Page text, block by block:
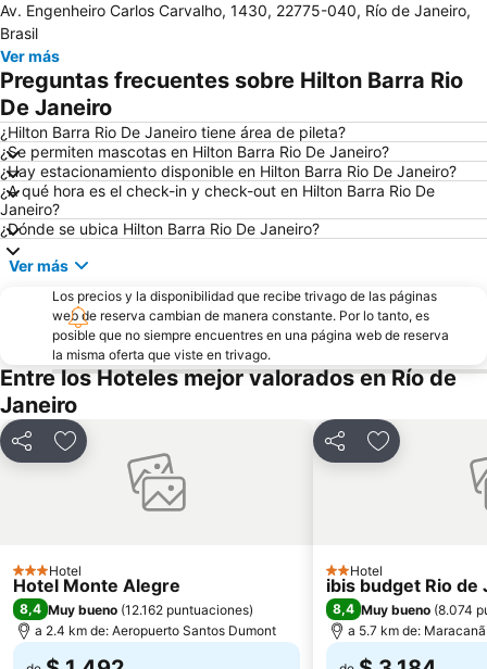
Leme
Recreio dos Bandeirantes
Rio de Janeiro: Carioca Landscapes between the Mountain and the Sea
Pan de Azúcar y Funicular
Flamengo
Centro
Aeropuerto Santos Dumont
Cristo Redentor
Estación de Autobuses Nuevo Río
Prainha
Arcos de Lapa
Uruguaiana Metro Station
Jockey Club Brasileiro - Hipódromo da Gávea
Sambódromo
Santa Teresa
Glória
Isla de Paquetá
Planetario de la Ciudad de Río de Janeiro
Santuário de Nossa Senhora da Penha
Carioca Metro Station
Expo Católica
Rio Boat Show
Museo Nacional de Bellas Artes
Consulate General of the Unites States
Av. Engenheiro Carlos Carvalho, 1430, 22775-040, Río de Janeiro,
Brasil
Ver más
Preguntas frecuentes sobre Hilton Barra Rio
De Janeiro
¿Hilton Barra Rio De Janeiro tiene área de pileta?
¿Se permiten mascotas en Hilton Barra Rio De Janeiro?
¿Hay estacionamiento disponible en Hilton Barra Rio De Janeiro?
¿A qué hora es el check-in y check-out en Hilton Barra Rio De
Janeiro?
¿Dónde se ubica Hilton Barra Rio De Janeiro?
Ver más
Los precios y la disponibilidad que recibe trivago de las páginas
web de reserva cambian de manera constante. Por lo tanto, es
posible que no siempre encuentres en una página web de reserva
la misma oferta que viste en trivago.
Entre los Hoteles mejor valorados en Río de
Janeiro
CompartirAñadir a favoritos
3 Estrellas
Hotel
Hotel Monte Alegre
8,4 Muy bueno (12.162 puntuaciones)
a 2.4 km de: Aeropuerto Santos Dumont
CompartirAñadir a
2 Estrellas
Hotel
ibis budget Rio de
8,4 Muy bueno (8.074
a 5.7 km de: